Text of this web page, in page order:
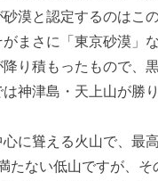
漠と認定するのはこ
まさに「東京砂漠」
り積もったもので、
神津島・天上山が勝り
に聳える火山で、最
たない低山ですが、